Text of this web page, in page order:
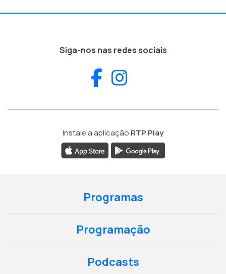
Siga-nos nas redes sociais
Facebook
Instale a aplicação RTP Play
Programas
Programação
Podcasts